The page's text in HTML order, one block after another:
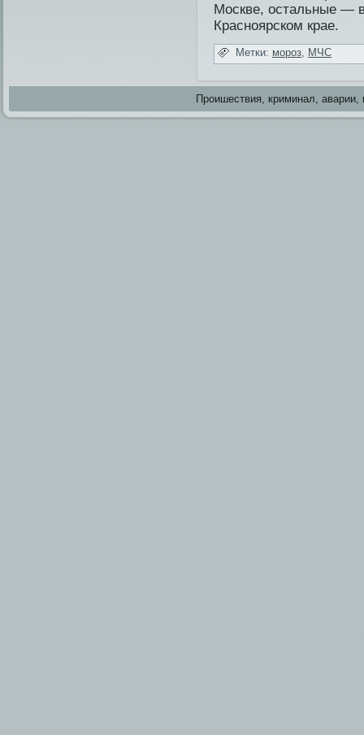
Москве, остальные —
Красноярском крае.
Метки: мороз, МЧС
Проишестви­я, криминал,